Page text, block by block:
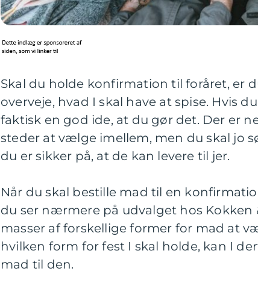
Skal du holde konfirmation til foråret, er
overveje, hvad I skal have at spise. Hvis
faktisk en god ide, at du gør det. Der er
steder at vælge imellem, men du skal jo
du er sikker på, at de kan levere til jer.
Når du skal bestille mad til en
du ser nærmere på udvalget hos Kokken
masser af forskellige former for mad at
hvilken form for fest I skal holde, kan I
mad til den.